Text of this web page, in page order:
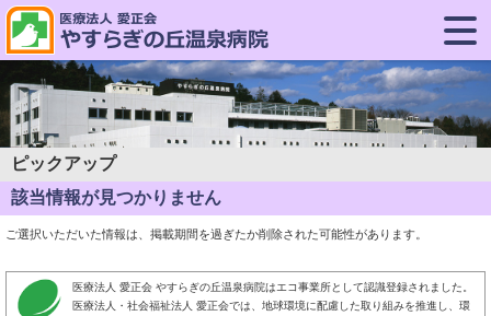
ピックアップ
該当情報が見つかりません
ご選択いただいた情報は、掲載期間を過ぎたか削除された可能性があります。
医療法人 愛正会 やすらぎの丘温泉病院はエコ事業所として認識登録されました。
医療法人・社会福祉法人 愛正会では、地球環境に配慮した取り組みを推進し、環